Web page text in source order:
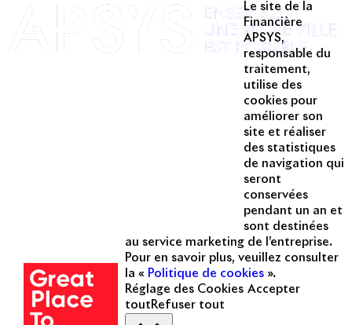
Twitter
Linkedin
Le site de la
Financière
APSYS,
responsable du
traitement,
utilise des
cookies pour
améliorer son
site et réaliser
des statistiques
de navigation qui
seront
conservées
pendant un an et
sont destinées
au service marketing de l’entreprise.
Pour en savoir plus, veuillez consulter
la « Politique de cookies ».
Réglage des Cookies Accepter
tout Refuser tout